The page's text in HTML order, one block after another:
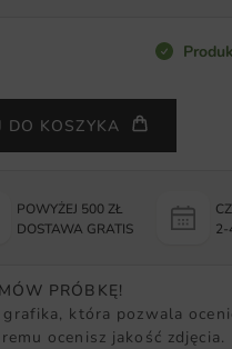
DO KOSZYKA
POWYŻEJ 500 ZŁ
DOSTAWA GRATIS
2-
PRÓBKĘ!
grafika, która pozwala
ocenisz jakość zdjęcia.